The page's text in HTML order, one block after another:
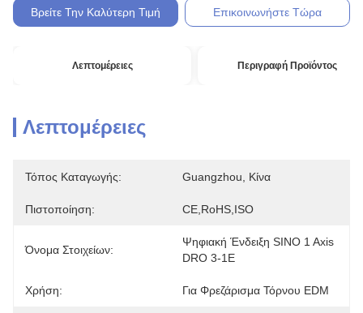
Βρείτε Την Καλύτερη Τιμή
Επικοινωνήστε Τώρα
Λεπτομέρειες Περιγραφή Προϊόντος
Λεπτομέρειες
Τόπος Καταγωγής: Guangzhou, Κίνα
Πιστοποίηση: CE,RoHS,ISO
Όνομα Στοιχείων:
Ψηφιακή Ένδειξη SINO 1 Axis
DRO 3-1E
Χρήση: Για Φρεζάρισμα Τόρνου EDM